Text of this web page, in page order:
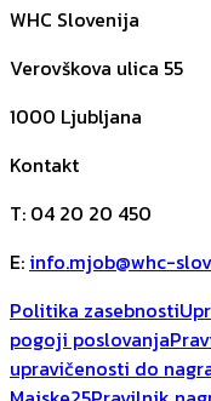
WHC Slovenija
Verovškova ulica 55
1000 Ljubljana
Kontakt
T: 04 20 20 450
E: info.mjob@whc-
Politika zasebnosti
pogoji poslovanja
upravičenosti do